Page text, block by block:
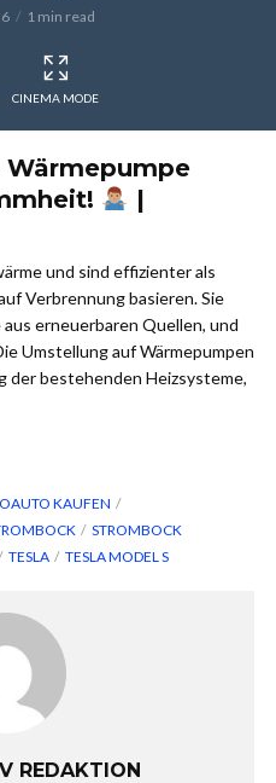
1 min read
CINEMA MODE
Wärmepumpe
|
und sind effizienter als
Verbrennung basieren. Sie
erneuerbaren Quellen, und
Umstellung auf Wärmepumpen
der bestehenden Heizsysteme,
KAUFEN
STROMBOCK
TESLA TESLA MODEL S
REDAKTION